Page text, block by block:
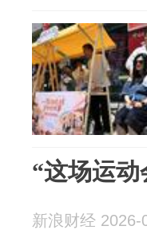
“这场运
新浪财经 2026-